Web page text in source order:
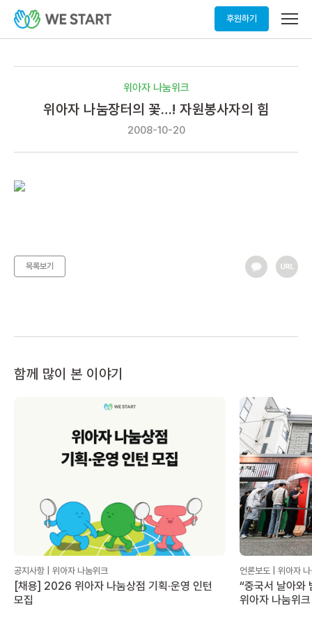
후원하기
메
열
위아자 나눔위크
위아자 나눔장터의 꽃…! 자원봉사자의 힘
2008-10-20
목록보기
함께 많이 본 이야기
공지사항 | 위아자 나눔위크
[채용] 2026 위아자 나눔상점 기획·운영 인턴
모집
언론보도 | 위아자
“중국서 날아와
위아자 나눔위